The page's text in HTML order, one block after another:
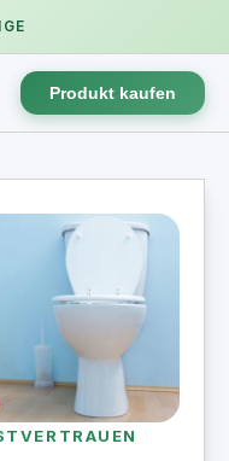
Produkt kaufen